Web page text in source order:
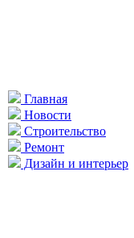
Главная
Новости
Строительство
Ремонт
Дизайн и интерьер